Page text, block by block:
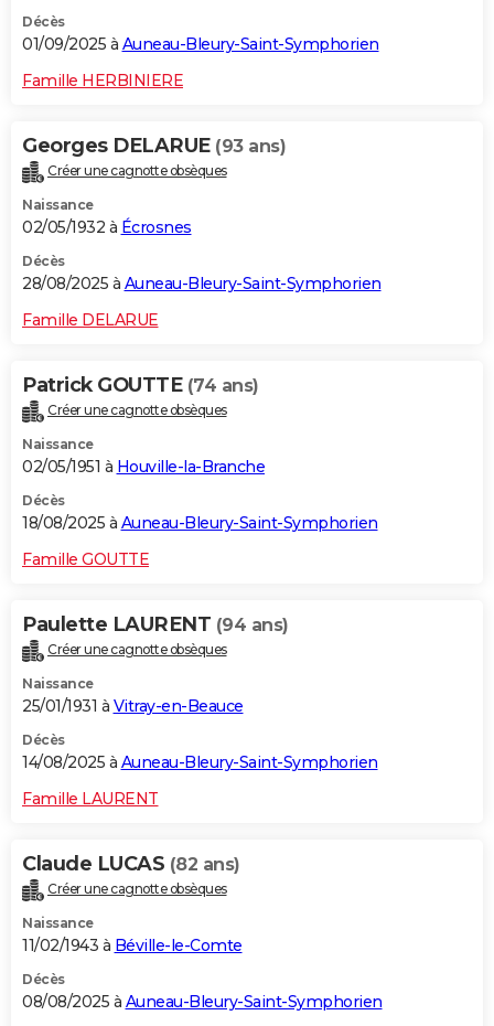
Décès
01/09/2025 à Auneau-Bleury-Saint-Symphorien
Famille HERBINIERE
Georges DELARUE (93 ans)
Créer une cagnotte obsèques
Naissance
02/05/1932 à Écrosnes
Décès
28/08/2025 à Auneau-Bleury-Saint-Symphorien
Famille DELARUE
Patrick GOUTTE (74 ans)
Créer une cagnotte obsèques
Naissance
02/05/1951 à Houville-la-Branche
Décès
18/08/2025 à Auneau-Bleury-Saint-Symphorien
Famille GOUTTE
Paulette LAURENT (94 ans)
Créer une cagnotte obsèques
Naissance
25/01/1931 à Vitray-en-Beauce
Décès
14/08/2025 à Auneau-Bleury-Saint-Symphorien
Famille LAURENT
Claude LUCAS (82 ans)
Créer une cagnotte obsèques
Naissance
11/02/1943 à Béville-le-Comte
Décès
08/08/2025 à Auneau-Bleury-Saint-Symphorien